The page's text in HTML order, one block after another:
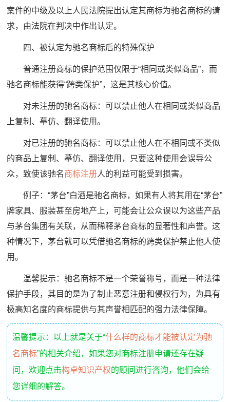
案件的中级及以上人民法院提出认定其商标为驰名商标的请
求，由法院在判决中作出认定。
四、被认定为驰名商标后的特殊保护
普通注册商标的保护范围仅限于“相同或类似商品”，而
驰名商标能获得“跨类保护”，这是其核心价值。
对未注册的驰名商标：可以禁止他人在相同或类似商品
上复制、摹仿、翻译使用。
对已注册的驰名商标：可以禁止他人在不相同或不类似
的商品上复制、摹仿、翻译使用，只要这种使用会误导公
众，致使该驰名商标注册人的利益可能受到损害。
例子：“茅台”白酒是驰名商标，如果有人将其用在“茅台”
牌家具、服装甚至房地产上，可能会让公众误以为这些产品
与茅台集团有关联，从而稀释茅台商标的显著性和声誉。这
种情况下，茅台就可以凭借驰名商标的跨类保护禁止他人使
用。
温馨提示：驰名商标不是一个荣誉称号，而是一种法律
保护手段，其目的是为了制止恶意注册和侵权行为，为具有
极高知名度的商标提供与其声誉相匹配的强力法律保障。
温馨提示：以上就是关于“什么样的商标才能被认定为驰
名商标”的相关介绍，如果您对商标注册申请还存在疑
问，欢迎点击构卓知识产权的顾问进行咨询，他们会给
您详细的解答。